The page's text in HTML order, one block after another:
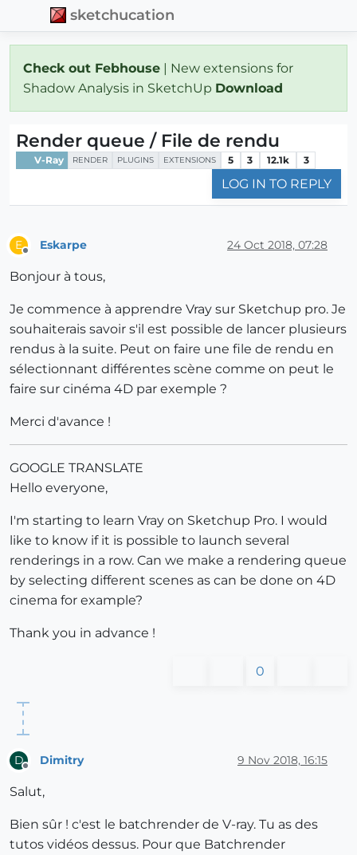
sketchucation
Check out Febhouse | New extensions for
Shadow Analysis in SketchUp Download
Render queue / File de rendu
V-Ray RENDER PLUGINS EXTENSIONS 5 3 12.1k 3
LOG IN TO REPLY
E Eskarpe 24 Oct 2018, 07:28
Bonjour à tous,
Je commence à apprendre Vray sur Sketchup pro. Je
souhaiterais savoir s'il est possible de lancer plusieurs
rendus à la suite. Peut on faire une file de rendu en
sélectionnant différentes scène comme on peut le
faire sur cinéma 4D par exemple ?
Merci d'avance !
GOOGLE TRANSLATE
Hello everyone,
I'm starting to learn Vray on Sketchup Pro. I would
like to know if it is possible to launch several
renderings in a row. Can we make a rendering queue
by selecting different scenes as can be done on 4D
cinema for example?
Thank you in advance !
0
D Dimitry 9 Nov 2018, 16:15
Salut,
Bien sûr ! c'est le batchrender de V-ray. Tu as des
tutos vidéos dessus. Pour que Batchrender